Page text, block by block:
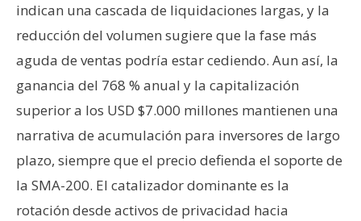
C
o
n
c
t
o
y
indican una cascada de liquidaciones largas, y la
reducción del volumen sugiere que la fase más
aguda de ventas podría estar cediendo. Aun así, la
ganancia del 768 % anual y la capitalización
superior a los USD $7.000 millones mantienen una
narrativa de acumulación para inversores de largo
plazo, siempre que el precio defienda el soporte de
la SMA-200. El catalizador dominante es la
rotación desde activos de privacidad hacia